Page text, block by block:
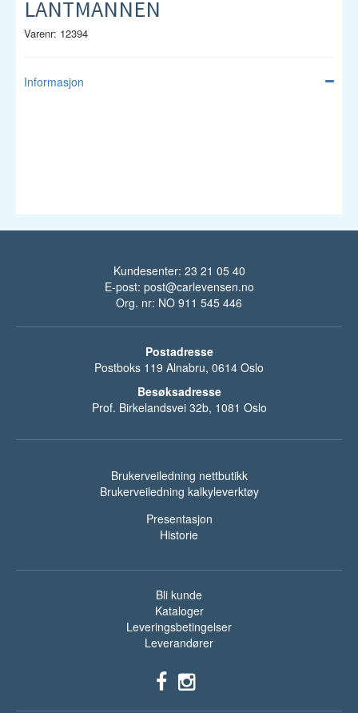
LANTMANNEN
Varenr: 12394
Informasjon
Kundesenter: 23 21 05 40
E-post: post@carlevensen.no
Org. nr: NO 911 545 446
Postadresse
Postboks 119 Alnabru, 0614 Oslo
Besøksadresse
Prof. Birkelandsvei 32b, 1081 Oslo
Brukerveiledning nettbutikk
Brukerveiledning kalkyleverktøy
Presentasjon
Historie
Bli kunde
Kataloger
Leveringsbetingelser
Leverandører